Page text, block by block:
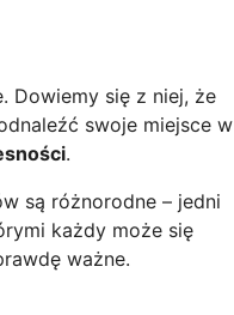
Dowiemy się z niej, że
swoje miejsce w
.
są różnorodne – jedni
każdy może się
ważne.